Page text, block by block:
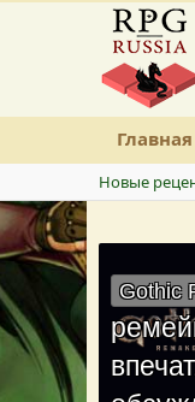
Главная
Новые
Gothic